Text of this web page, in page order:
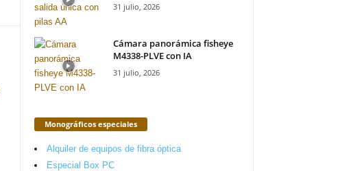
31 julio, 2026
Cámara panorámica fisheye
M4338-PLVE con IA
31 julio, 2026
Monográficos especiales
Alquiler de equipos de fibra óptica
Especial Box PC